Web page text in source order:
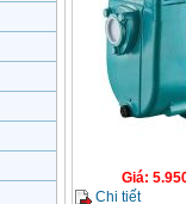
Giá:
Chi tiết